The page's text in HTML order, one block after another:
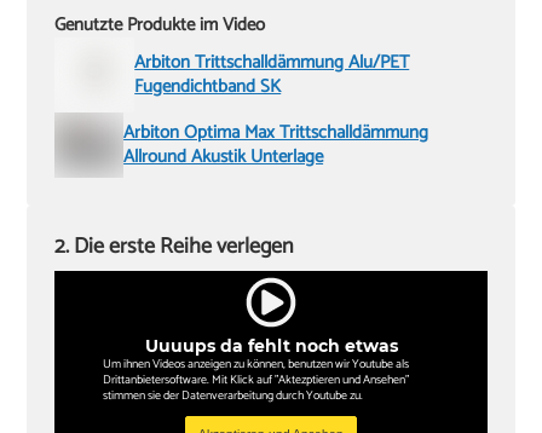
Genutzte Produkte im Video
Arbiton Trittschalldämmung Alu/PET
Fugendichtband SK
Arbiton Optima Max Trittschalldämmung
Allround Akustik Unterlage
Uuuups da fehlt noch etwas
Um ihnen Videos anzeigen zu können, benutzen wir Youtube als
Drittanbietersoftware. Mit Klick auf "Aktezptieren und Ansehen"
stimmen sie der Datenverarbeitung durch Youtube zu.
2. Die erste Reihe verlegen